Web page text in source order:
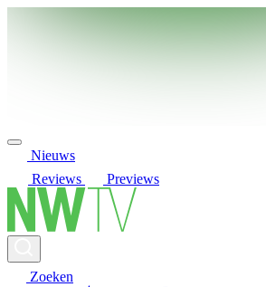
Nieuws
Reviews
Previews
Zoeken